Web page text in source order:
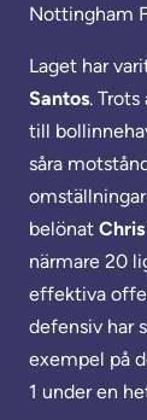
Nottingham
Laget har
Santos.
till
såra
belönat
närmare 20
effektiva
defensiv har
exempel på
1 under en